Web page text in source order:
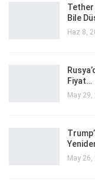
Tether
Bile
Haz 8,
Fiyat…
May 29,
May 26,